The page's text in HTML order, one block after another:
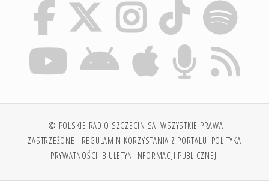
© POLSKIE RADIO SZCZECIN SA. WSZYSTKIE PRAWA
ZASTRZEŻONE. REGULAMIN KORZYSTANIA Z PORTALU POLITYKA
PRYWATNOŚCI BIULETYN INFORMACJI PUBLICZNEJ